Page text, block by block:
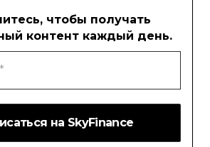
чтобы получать
контент каждый день.